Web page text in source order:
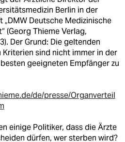
Berlin in der
„DMW Deutsche Medizinische
(Georg Thieme Verlag,
Der Grund: Die geltenden
Kriterien sind nicht immer in der
geeigneten Empfänger zu
de/presse/Organverteil
einige Politiker, dass die Ärzte
dürfen, wer sterben wird?